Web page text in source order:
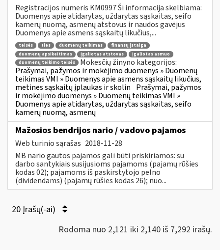
Registracijos numeris KM0997 Ši informacija skelbiama:
Duomenys apie atidarytas, uždarytas sąskaitas, seifo
kamerų nuomą, asmenų atstovus ir naudos gavėjus
Duomenys apie asmens sąskaitų likučius,...
teisės ties duomenų teikimas
finansų įstaiga
duomenų apsikeitimas
įgaliotas atstovas
įgaliotas asmuo
duomenų teikimo teisės
Mokesčių žinyno kategorijos:
Prašymai, pažymos ir mokėjimo duomenys » Duomenų
teikimas VMI » Duomenys apie asmens sąskaitų likučius,
metines sąskaitų įplaukas ir skolin Prašymai, pažymos
ir mokėjimo duomenys » Duomenų teikimas VMI »
Duomenys apie atidarytas, uždarytas sąskaitas, seifo
kamerų nuomą, asmenų
Mažosios bendrijos nario / vadovo pajamos
Web turinio sąrašas 2018-11-28
MB nario gautos pajamos gali būti priskiriamos: su
darbo santykiais susijusioms pajamoms (pajamų rūšies
kodas 02); pajamoms iš paskirstytojo pelno
(dividendams) (pajamų rūšies kodas 26); nuo...
20 Įrašų(-ai)
Rodoma nuo 2,121 iki 2,140 iš 7,292 irašų.